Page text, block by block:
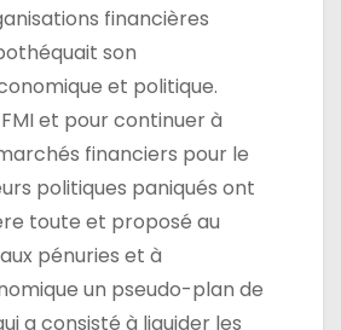
financières
son
et politique.
et pour continuer à
financiers pour le
politiques paniqués ont
toute et proposé au
pénuries et à
un pseudo-plan de
a consisté à liquider les